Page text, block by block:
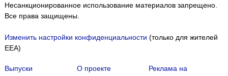
Несанкционированное использование материалов запрещено.
Все права защищены.
Изменить настройки конфиденциальности (только для жителей
EEA)
Выпуски О проекте
Реклама на